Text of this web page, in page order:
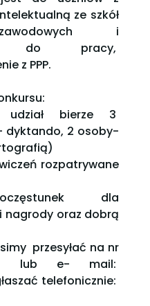
ze szkół
i
do pracy,
z PPP.
udział bierze 3
dyktando, 2 osoby-
rozpatrywane
dla
nagrody oraz dobrą
przesyłać na nr
lub e- mail:
telefonicznie: